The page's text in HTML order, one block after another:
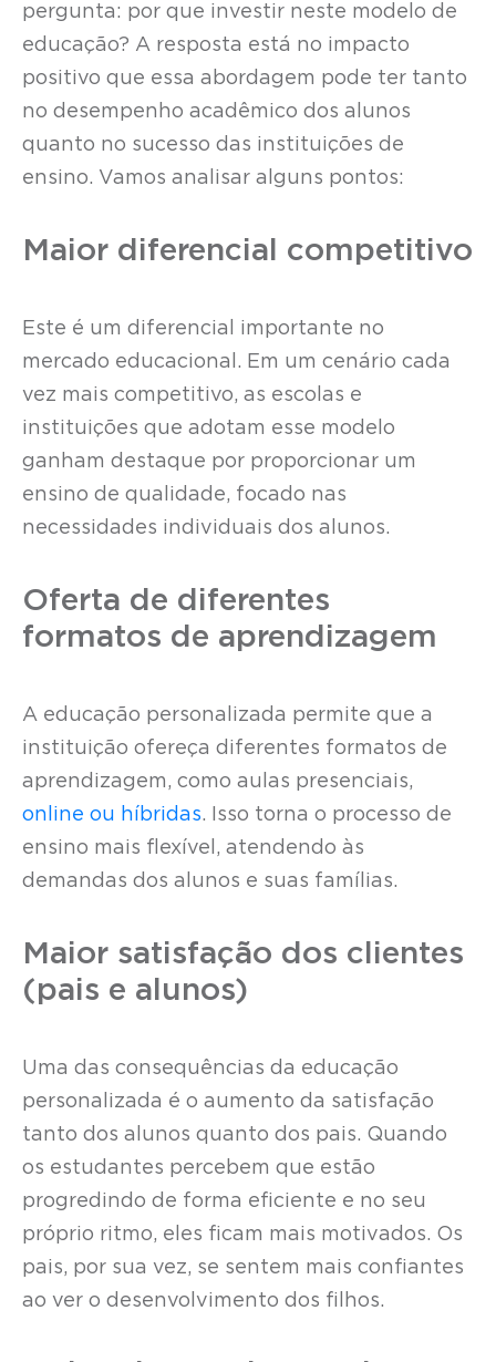
pergunta: por que investir neste modelo de
educação? A resposta está no impacto
positivo que essa abordagem pode ter tanto
no desempenho acadêmico dos alunos
quanto no sucesso das instituições de
ensino. Vamos analisar alguns pontos:
Maior diferencial competitivo
Este é um diferencial importante no
mercado educacional. Em um cenário cada
vez mais competitivo, as escolas e
instituições que adotam esse modelo
ganham destaque por proporcionar um
ensino de qualidade, focado nas
necessidades individuais dos alunos.
Oferta de diferentes
formatos de aprendizagem
A educação personalizada permite que a
instituição ofereça diferentes formatos de
aprendizagem, como aulas presenciais,
online ou híbridas. Isso torna o processo de
ensino mais flexível, atendendo às
demandas dos alunos e suas famílias.
Maior satisfação dos clientes
(pais e alunos)
Uma das consequências da educação
personalizada é o aumento da satisfação
tanto dos alunos quanto dos pais. Quando
os estudantes percebem que estão
progredindo de forma eficiente e no seu
próprio ritmo, eles ficam mais motivados. Os
pais, por sua vez, se sentem mais confiantes
ao ver o desenvolvimento dos filhos.